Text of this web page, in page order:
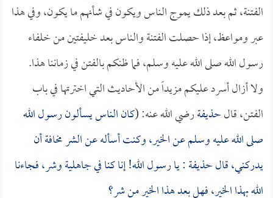
الفتنة، ثم بعد ذلك يموج الناس ويكون في شأنهم ما يكون، وفي هذا
عبر ومواعظ، إذا حصلت الفتنة والناس بعد خليفتين من خلفاء
رسول الله صلى الله عليه وسلم، فما ظنكم بالفتن في زماننا هذا.
ولا أزال أسرد عليكم مزيداً من الأحاديث التي اخترتها في باب
الفتن، قالحذيفةرضي الله عنه: (كان الناس يسألون رسول الله
صلى الله عليه وسلم عن الخير، وكنت أسأله عن الشر مخافة أن
يدركني، قالحذيفة: يا رسول الله! إنا كنا في جاهلية وشر، فجاءنا
الله بهذا الخير، فهل بعد هذا الخير من شر؟